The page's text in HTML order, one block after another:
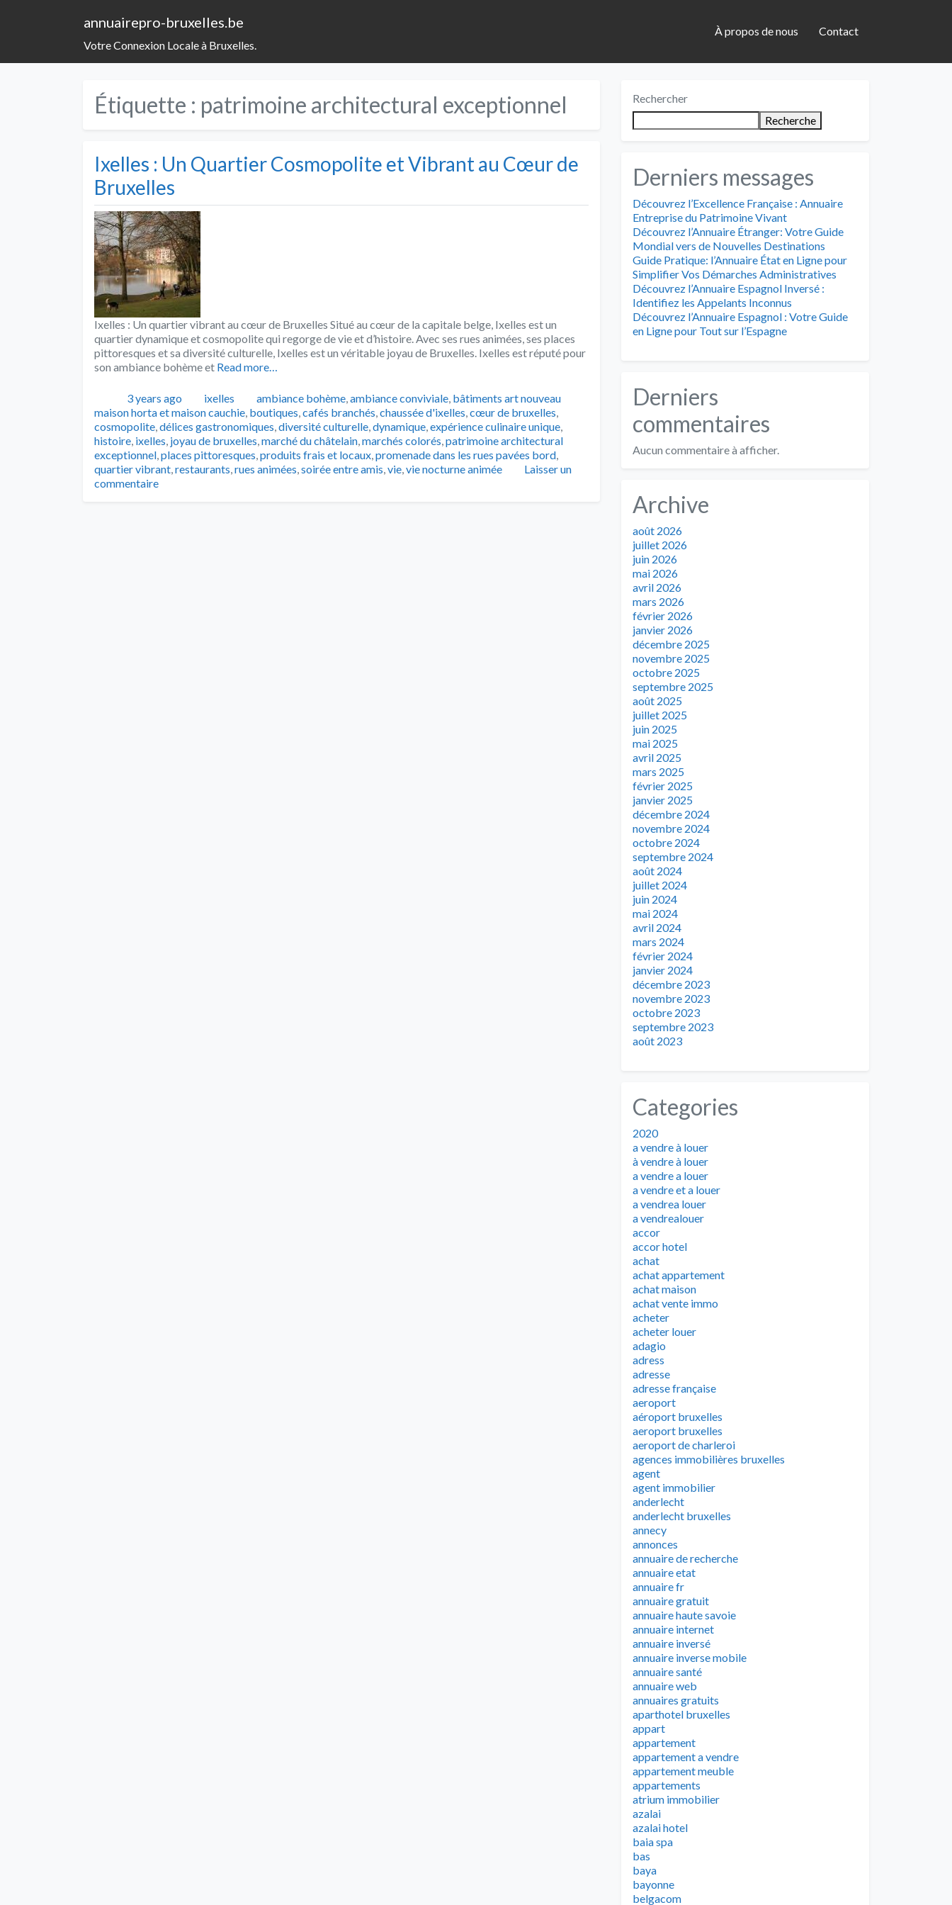
annuairepro-bruxelles.be
Votre Connexion Locale à Bruxelles.
À propos de nous Contact
Étiquette : patrimoine architectural exceptionnel
Ixelles : Un Quartier Cosmopolite et Vibrant au Cœur de
Bruxelles
Ixelles : Un quartier vibrant au cœur de Bruxelles Situé au cœur de la capitale belge, Ixelles est un
quartier dynamique et cosmopolite qui regorge de vie et d’histoire. Avec ses rues animées, ses places
pittoresques et sa diversité culturelle, Ixelles est un véritable joyau de Bruxelles. Ixelles est réputé pour
son ambiance bohème et Read more…
Publié3 years ago Catégories
ixelles Tags
ambiance bohème,ambiance conviviale, bâtiments art nouveau
maison horta et maison cauchie, boutiques,cafés branchés,chaussée d'ixelles,cœur de bruxelles,
cosmopolite,délices gastronomiques,diversité culturelle,dynamique,expérience culinaire unique,
histoire, ixelles, joyau de bruxelles,marché du châtelain,marchés colorés,patrimoine architectural
exceptionnel,places pittoresques,produits frais et locaux,promenade dans les rues pavées bord,
quartier vibrant,restaurants,rues animées,soirée entre amis,vie,vie nocturne animée
Laisser un
commentaire
Rechercher
Recherche
Derniers messages
Découvrez l’Excellence Française : Annuaire
Entreprise du Patrimoine Vivant
Découvrez l’Annuaire Étranger: Votre Guide
Mondial vers de Nouvelles Destinations
Guide Pratique: l’Annuaire État en Ligne pour
Simplifier Vos Démarches Administratives
Découvrez l’Annuaire Espagnol Inversé :
Identifiez les Appelants Inconnus
Découvrez l’Annuaire Espagnol : Votre Guide
en Ligne pour Tout sur l’Espagne
Derniers
commentaires
Aucun commentaire à afficher.
Archive
août 2026
juillet 2026
juin 2026
mai 2026
avril 2026
mars 2026
février 2026
janvier 2026
décembre 2025
novembre 2025
octobre 2025
septembre 2025
août 2025
juillet 2025
juin 2025
mai 2025
avril 2025
mars 2025
février 2025
janvier 2025
décembre 2024
novembre 2024
octobre 2024
septembre 2024
août 2024
juillet 2024
juin 2024
mai 2024
avril 2024
mars 2024
février 2024
janvier 2024
décembre 2023
novembre 2023
octobre 2023
septembre 2023
août 2023
Categories
2020
a vendre à louer
à vendre à louer
a vendre a louer
a vendre et a louer
a vendrea louer
a vendrealouer
accor
accor hotel
achat
achat appartement
achat maison
achat vente immo
acheter
acheter louer
adagio
adress
adresse
adresse française
aeroport
aéroport bruxelles
aeroport bruxelles
aeroport de charleroi
agences immobilières bruxelles
agent
agent immobilier
anderlecht
anderlecht bruxelles
annecy
annonces
annuaire de recherche
annuaire etat
annuaire fr
annuaire gratuit
annuaire haute savoie
annuaire internet
annuaire inversé
annuaire inverse mobile
annuaire santé
annuaire web
annuaires gratuits
aparthotel bruxelles
appart
appartement
appartement a vendre
appartement meuble
appartements
atrium immobilier
azalai
azalai hotel
baia spa
bas
baya
bayonne
belgacom